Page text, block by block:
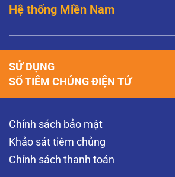
Hệ thống Miền Nam
Chính sách bảo mật
Khảo sát tiêm chủng
Chính sách thanh toán
SỬ DỤNG
SỔ TIÊM CHỦNG ĐIỆN TỬ